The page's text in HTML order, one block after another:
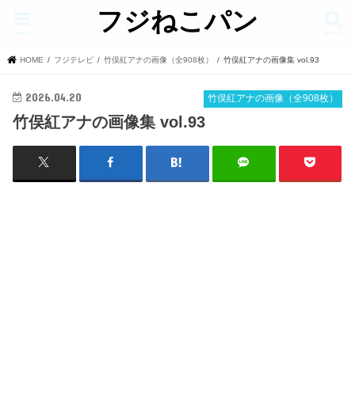
フジねこパン
HOME フジテレビ 竹俣紅アナの画像（全908枚） 竹俣紅アナの画像集 vol.93
竹俣紅アナの画像（全908枚）
2026.04.20
竹俣紅アナの画像集 vol.93